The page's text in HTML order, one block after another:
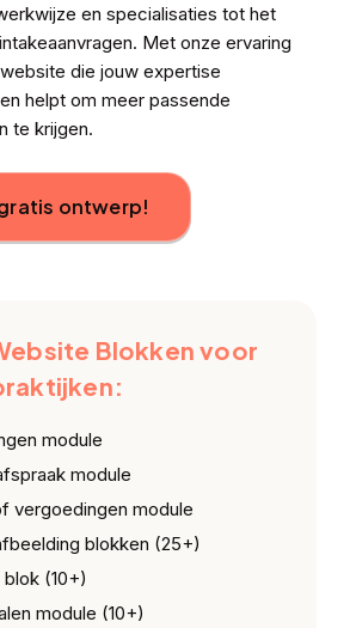
en specialisaties tot het
Met onze ervaring
die jouw expertise
helpt om meer passende
te krijgen.
ontwerp!
Blokken voor
module
module
vergoedingen module
blokken (25+)
(10+)
module (10+)